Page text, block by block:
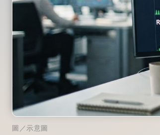
圖／示意圖